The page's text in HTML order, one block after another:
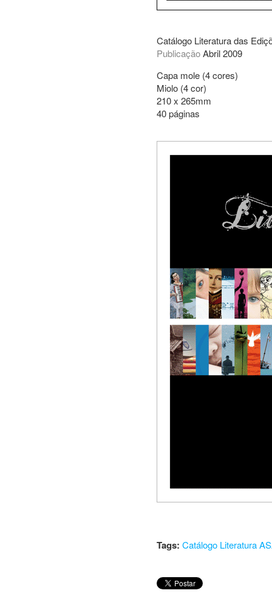
Catálogo Literatura das
PublicaçãoAbril 2009
Capa mole (4 cores)
Miolo (4 cor)
210 x 265mm
40 páginas
Tags: Catálogo Literatura